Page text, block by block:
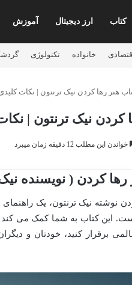
کتاب ارز دیجیتال آموزش
اقتصادی خانواده تکنولوژی
هنر رها کردن نیک ترنتون | نکات
کردن نیک ترنتون |
خواندن این مطلب 12 دقیقه زمان میبرد
کردن ( نویسنده
نوشته نیک ترنتون، یک
این کتاب به شما کمک می کند
برقرار کنید، خودتان و